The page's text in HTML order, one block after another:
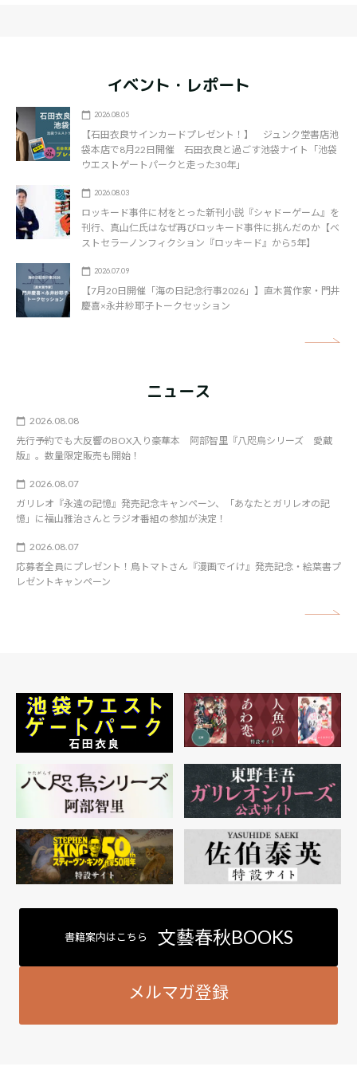
イベント・レポート
2026.08.05
【石田衣良サインカードプレゼント！】 ジュンク堂書店池
袋本店で8月22日開催 石田衣良と過ごす池袋ナイト「池袋
ウエストゲートパークと走った30年」
2026.08.03
ロッキード事件に材をとった新刊小説『シャドーゲーム』を
刊行、真山仁氏はなぜ再びロッキード事件に挑んだのか【ベ
ストセラーノンフィクション『ロッキード』から5年】
2026.07.09
【7月20日開催「海の日記念行事2026」】直木賞作家・門井
慶喜×永井紗耶子トークセッション
ニュース
2026.08.08
先行予約でも大反響のBOX入り豪華本 阿部智里『八咫烏シリーズ 愛蔵
版』。数量限定販売も開始！
2026.08.07
ガリレオ『永遠の記憶』発売記念キャンペーン、「あなたとガリレオの記
憶」に福山雅治さんとラジオ番組の参加が決定！
2026.08.07
応募者全員にプレゼント！鳥トマトさん『漫画でイけ』発売記念・絵葉書プ
レゼントキャンペーン
書籍案内はこちら 文藝春秋BOOKS
メルマガ登録